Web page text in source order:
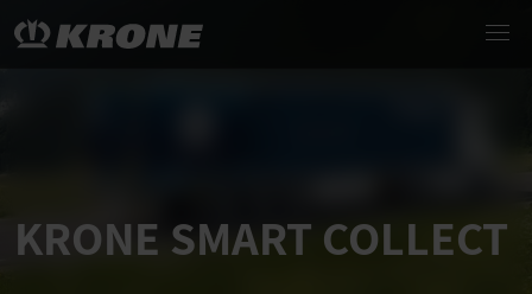
KRONE SMART COLLECT